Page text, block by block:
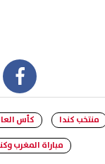
منتخب كندا كأس العالم
مباراة المغرب